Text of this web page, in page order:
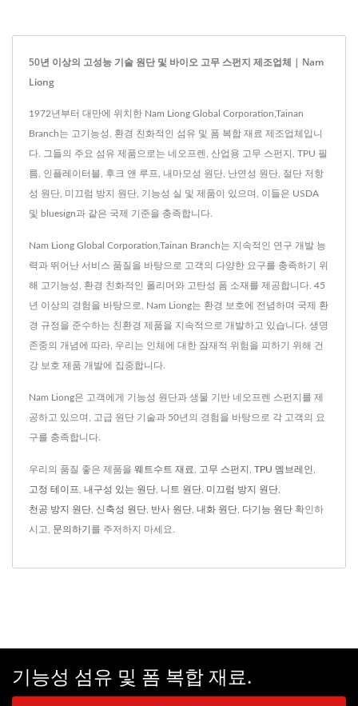
50년 이상의 고성능 기술 원단 및 바이오 고무 스펀지 제조업체 | Nam
Liong
1972년부터 대만에 위치한 Nam Liong Global Corporation,Tainan
Branch는 고기능성, 환경 친화적인 섬유 및 폼 복합 재료 제조업체입니
다. 그들의 주요 섬유 제품으로는 네오프렌, 산업용 고무 스펀지, TPU 필
름, 인플레이터블, 후크 앤 루프, 내마모성 원단, 난연성 원단, 절단 저항
성 원단, 미끄럼 방지 원단, 기능성 실 및 제품이 있으며, 이들은 USDA
및 bluesign과 같은 국제 기준을 충족합니다.
Nam Liong Global Corporation,Tainan Branch는 지속적인 연구 개발 능
력과 뛰어난 서비스 품질을 바탕으로 고객의 다양한 요구를 충족하기 위
해 고기능성, 환경 친화적인 폴리머와 고탄성 폼 소재를 제공합니다. 45
년 이상의 경험을 바탕으로, Nam Liong는 환경 보호에 전념하며 국제 환
경 규정을 준수하는 친환경 제품을 지속적으로 개발하고 있습니다. 생명
존중의 개념에 따라, 우리는 인체에 대한 잠재적 위험을 피하기 위해 건
강 보호 제품 개발에 집중합니다.
Nam Liong은 고객에게 기능성 원단과 생물 기반 네오프렌 스펀지를 제
공하고 있으며, 고급 원단 기술과 50년의 경험을 바탕으로 각 고객의 요
구를 충족합니다.
우리의 품질 좋은 제품을 웨트수트 재료 고무 스펀지 TPU 멤브레인
고정 테이프 내구성 있는 원단 니트 원단 미끄럼 방지 원단
천공 방지 원단 신축성 원단 반사 원단 내화 원단 다기능 원단 확인하
시고, 문의하기 를 주저하지 마세요.
기능성 섬유 및 폼 복합 재료.